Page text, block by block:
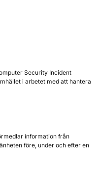
Security Incident
i arbetet med att hantera
information från
före, under och efter en